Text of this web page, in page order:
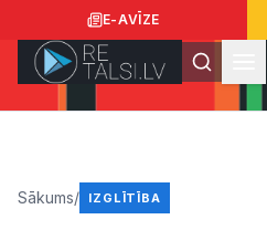
E-AVĪZE
Sākums/ IZGLĪTĪBA